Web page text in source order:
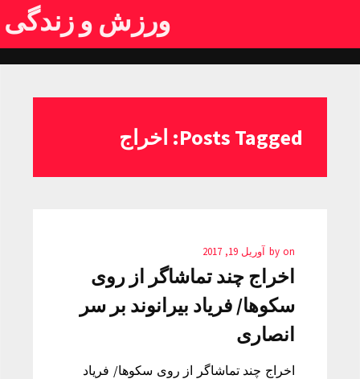
ورزش و زندگی
Posts Tagged: اخراج
by on آوریل 19, 2017
اخراج چند تماشاگر از روی
سکوها/ فریاد بیرانوند بر سر
انصاری
اخراج چند تماشاگر از روی سکوها/ فریاد